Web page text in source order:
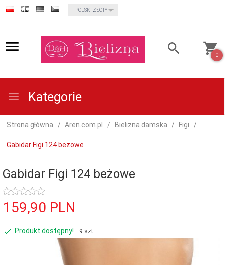
currency_h
POLSKI ZŁOTY
0
Kategorie
Strona główna Aren.com.pl Bielizna damska Figi
Gabidar Figi 124 beżowe
Gabidar Figi 124 beżowe
159,90 PLN
Produkt dostępny! 9 szt.